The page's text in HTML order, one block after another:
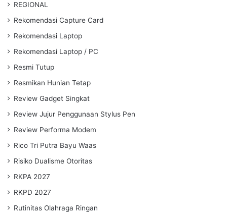
REGIONAL
Rekomendasi Capture Card
Rekomendasi Laptop
Rekomendasi Laptop / PC
Resmi Tutup
Resmikan Hunian Tetap
Review Gadget Singkat
Review Jujur Penggunaan Stylus Pen
Review Performa Modem
Rico Tri Putra Bayu Waas
Risiko Dualisme Otoritas
RKPA 2027
RKPD 2027
Rutinitas Olahraga Ringan